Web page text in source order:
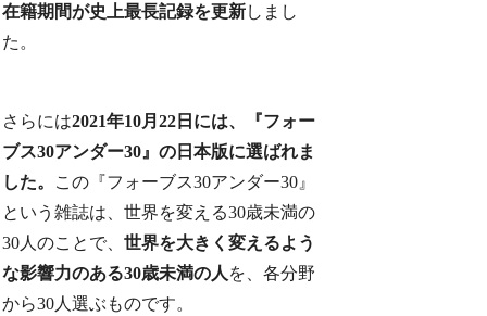
在籍期間が史上最長記録を更新しまし
た。
さらには2021年10月22日には、『フォー
ブス30アンダー30』の日本版に選ばれま
した。
この『フォーブス30アンダー30』
という雑誌は、世界を変える30歳未満の
30人のことで、世界を大きく変えるよう
な影響力のある30歳未満の人 を、各分野
から30人選ぶものです。